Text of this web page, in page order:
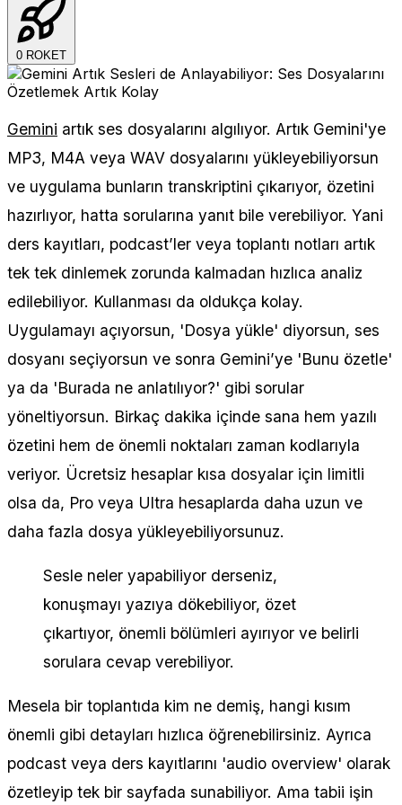
0 ROKET
Gemini artık ses dosyalarını algılıyor. Artık Gemini'ye
MP3, M4A veya WAV dosyalarını yükleyebiliyorsun
ve uygulama bunların transkriptini çıkarıyor, özetini
hazırlıyor, hatta sorularına yanıt bile verebiliyor. Yani
ders kayıtları, podcast’ler veya toplantı notları artık
tek tek dinlemek zorunda kalmadan hızlıca analiz
edilebiliyor. Kullanması da oldukça kolay.
Uygulamayı açıyorsun, 'Dosya yükle' diyorsun, ses
dosyanı seçiyorsun ve sonra Gemini’ye 'Bunu özetle'
ya da 'Burada ne anlatılıyor?' gibi sorular
yöneltiyorsun. Birkaç dakika içinde sana hem yazılı
özetini hem de önemli noktaları zaman kodlarıyla
veriyor. Ücretsiz hesaplar kısa dosyalar için limitli
olsa da, Pro veya Ultra hesaplarda daha uzun ve
daha fazla dosya yükleyebiliyorsunuz.
Sesle neler yapabiliyor derseniz,
konuşmayı yazıya dökebiliyor, özet
çıkartıyor, önemli bölümleri ayırıyor ve belirli
sorulara cevap verebiliyor.
Mesela bir toplantıda kim ne demiş, hangi kısım
önemli gibi detayları hızlıca öğrenebilirsiniz. Ayrıca
podcast veya ders kayıtlarını 'audio overview' olarak
özetleyip tek bir sayfada sunabiliyor. Ama tabii işin